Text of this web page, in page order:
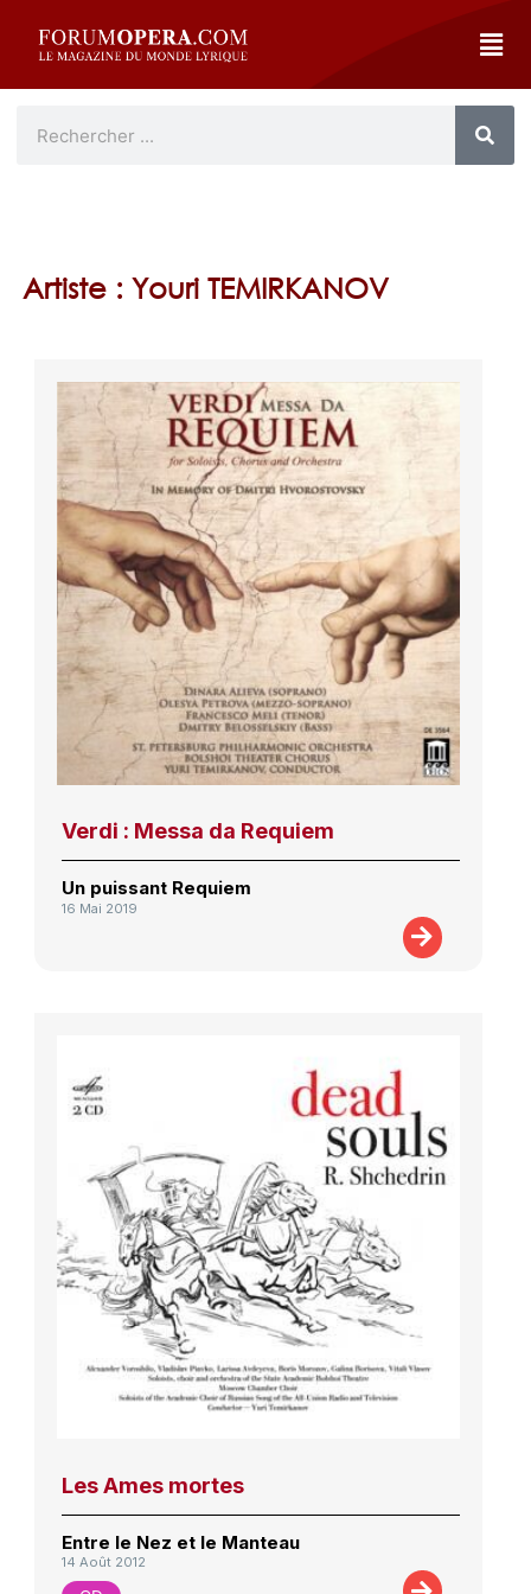
Artiste : Youri TEMIRKANOV
Verdi : Messa da Requiem
Un puissant Requiem
16 Mai 2019
Les Ames mortes
Entre le Nez et le Manteau
14 Août 2012